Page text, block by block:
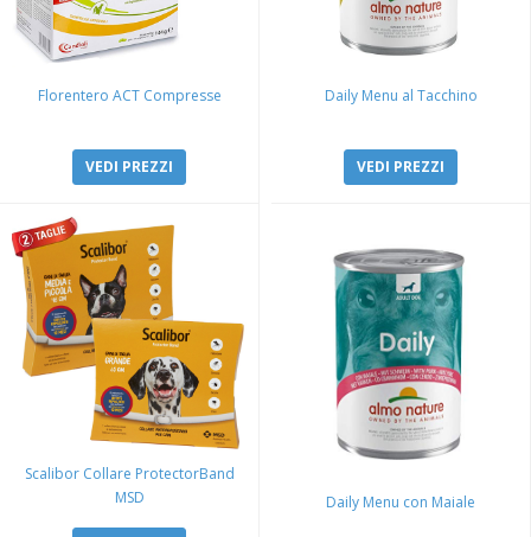
Florentero ACT Compresse
VEDI PREZZI
Daily Menu al Tacchino
VEDI PREZZI
Scalibor Collare ProtectorBand
MSD
Daily Menu con Maiale